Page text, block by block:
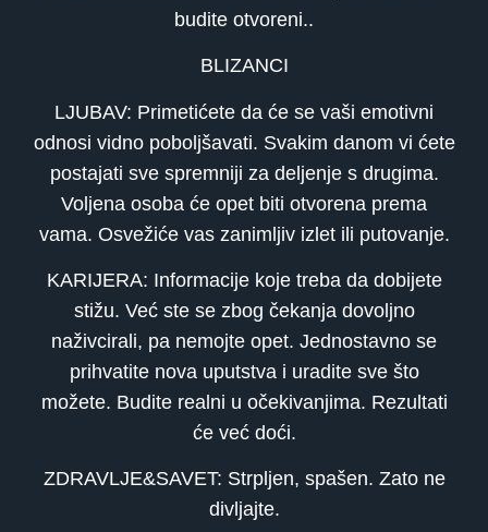
budite otvoreni..
BLIZANCI
LJUBAV: Primetićete da će se vaši emotivni
odnosi vidno poboljšavati. Svakim danom vi ćete
postajati sve spremniji za deljenje s drugima.
Voljena osoba će opet biti otvorena prema
vama. Osvežiće vas zanimljiv izlet ili putovanje.
KARIJERA: Informacije koje treba da dobijete
stižu. Već ste se zbog čekanja dovoljno
naživcirali, pa nemojte opet. Jednostavno se
prihvatite nova uputstva i uradite sve što
možete. Budite realni u očekivanjima. Rezultati
će već doći.
ZDRAVLJE&SAVET: Strpljen, spašen. Zato ne
divljajte.